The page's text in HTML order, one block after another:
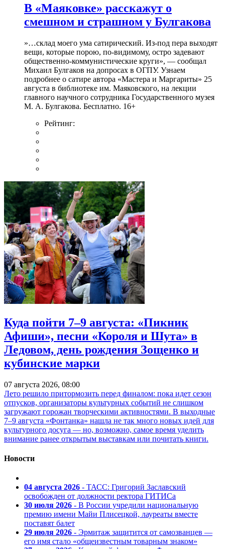
В «Маяковке» расскажут о
смешном и страшном у Булгакова
»…склад моего ума сатирический. Из-под пера выходят
вещи, которые порою, по-видимому, остро задевают
общественно-коммунистические круги», — сообщал
Михаил Булгаков на допросах в ОГПУ. Узнаем
подробнее о сатире автора «Мастера и Маргариты» 25
августа в библиотеке им. Маяковского, на лекции
главного научного сотрудника Государственного музея
М. А. Булгакова. Бесплатно. 16+
Рейтинг:
Куда пойти 7–9 августа: «Пикник
Афиши», песни «Короля и Шута» в
Ледовом, день рождения Зощенко и
кубинские марки
07 августа 2026, 08:00
Лето решило притормозить перед финалом: пока идет сезон
отпусков, организаторы культурных событий не слишком
загружают горожан творческими активностями. В выходные
7–9 августа «Фонтанка» нашла не так много новых идей для
культурного досуга — но, возможно, самое время уделить
внимание ранее открытым выставкам или почитать книги.
Новости
04 августа 2026 - ТАСС: Григорий Заславский
освобожден от должности ректора ГИТИСа
30 июля 2026 - В России учредили национальную
премию имени Майи Плисецкой, лауреаты вместе
поставят балет
29 июля 2026 - Эрмитаж защитится от самозванцев —
его имя стало «общеизвестным товарным знаком»